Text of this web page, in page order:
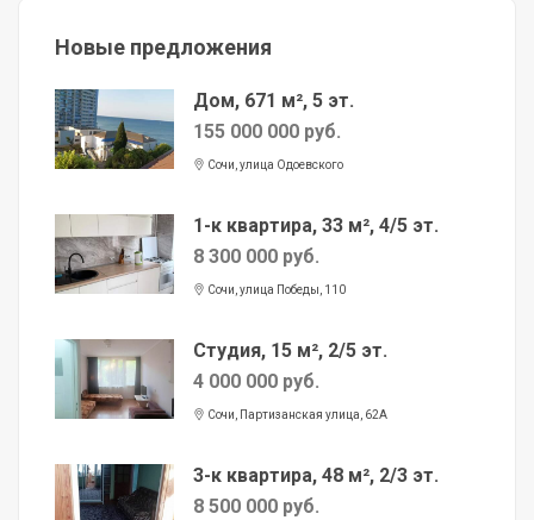
Новые предложения
Дом, 671 м², 5 эт.
155 000 000 руб.
Сочи, улица Одоевского
1-к квартира, 33 м², 4/5 эт.
8 300 000 руб.
Сочи, улица Победы, 110
Студия, 15 м², 2/5 эт.
4 000 000 руб.
Сочи, Партизанская улица, 62А
3-к квартира, 48 м², 2/3 эт.
8 500 000 руб.